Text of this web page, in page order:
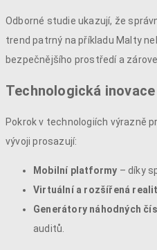
Odborné studie ukazují, že
trend patrný na příkladu Malty
bezpečnějšího prostředí a
Technologická
Pokrok v technologiích výrazně
vývoji prosazují:
Mobilní platformy – díky
Virtuální a rozšířená
Generátory náhodných
auditů.